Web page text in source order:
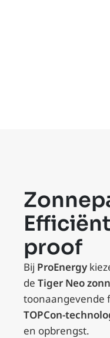
proof
Bij ProEnergy
de Tiger Neo
toonaangevende
TOPCon-
en opbrengst.